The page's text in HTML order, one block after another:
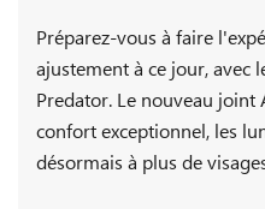
Préparez-vous à faire
ajustement à ce jour, avec
Predator. Le nouveau
confort exceptionnel, les
désormais à plus de